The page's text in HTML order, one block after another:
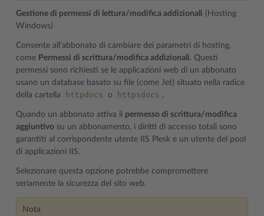
Gestione di permessi di lettura/modifica addizionali (Hosting
Windows)
Consente all’abbonato di cambiare dei parametri di hosting,
come Permessi di scrittura/modifica addizionali. Questi
permessi sono richiesti se le applicazioni web di un abbonato
usano un database basato su file (come Jet) situato nella radice
della cartella
httpdocs o httpsdocs .
Quando un abbonato attiva il permesso di scrittura/modifica
aggiuntivo su un abbonamento, i diritti di accesso totali sono
garantiti al corrispondente utente IIS Plesk e un utente del pool
di applicazioni IIS.
Selezionare questa opzione potrebbe compromettere
seriamente la sicurezza del sito web.
Nota